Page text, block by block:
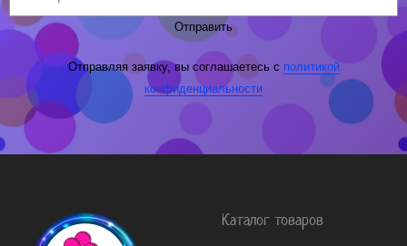
Отправить
Отправляя заявку, вы соглашаетесь с политикой
конфиденциальности
Каталог товаров